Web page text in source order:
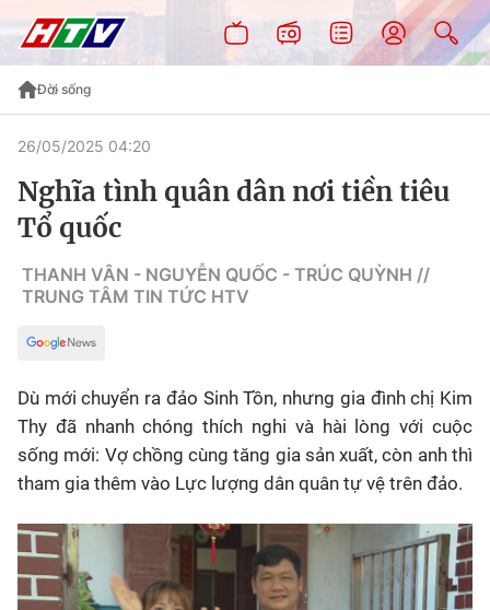
Đời sống
26/05/2025 04:20
Nghĩa tình quân dân nơi tiền tiêu
Tổ quốc
THANH VÂN - NGUYỄN QUỐC - TRÚC QUỲNH //
TRUNG TÂM TIN TỨC HTV
Dù mới chuyển ra đảo Sinh Tồn, nhưng gia đình chị Kim
Thy đã nhanh chóng thích nghi và hài lòng với cuộc
sống mới: Vợ chồng cùng tăng gia sản xuất, còn anh thì
tham gia thêm vào Lực lượng dân quân tự vệ trên đảo.